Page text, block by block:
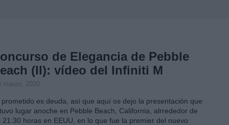
de Elegancia de Pebble
(II): vídeo del Infiniti M
marzo, 2020
prometido es deuda, así que aquí os dejo la presentación que
lugar anoche en Pebble Beach, California, alrrededor de
21:30 horas en EEUU, en lo que fue la premier del nuevo